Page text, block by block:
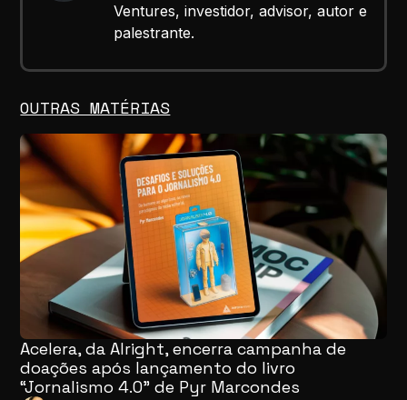
Ventures, investidor, advisor, autor e
palestrante.
OUTRAS MATÉRIAS
Acelera, da Alright, encerra campanha de
doações após lançamento do livro
“Jornalismo 4.0” de Pyr Marcondes